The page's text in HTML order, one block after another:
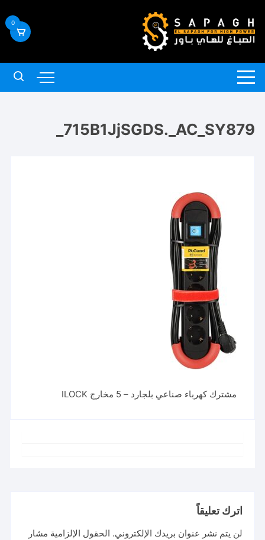
إلى
المحتوى
0
715B1JjSGDS._AC_SY879_
مشترك كهرباء صناعي بلجارد – 5 مخارج ILOCK
اترك تعليقاً
لن يتم نشر عنوان بريدك الإلكتروني. الحقول الإلزامية مشار